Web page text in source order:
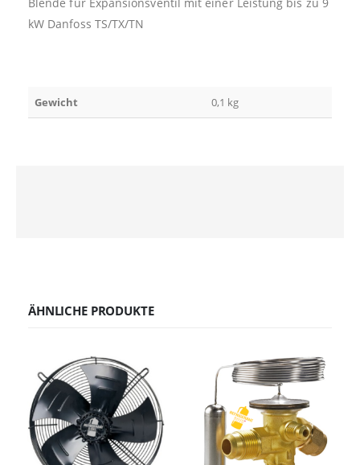
kW Danfoss TS/TX/TN
Gewicht 0,1 kg
ÄHNLICHE PRODUKTE